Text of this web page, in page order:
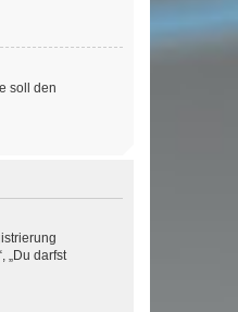
soll den
„Du darfst